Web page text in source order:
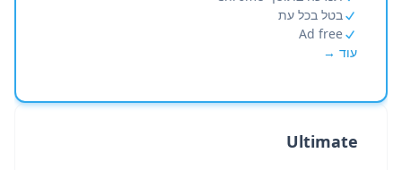
בטל בכל עת
Ad free
עוד →
Ultimate